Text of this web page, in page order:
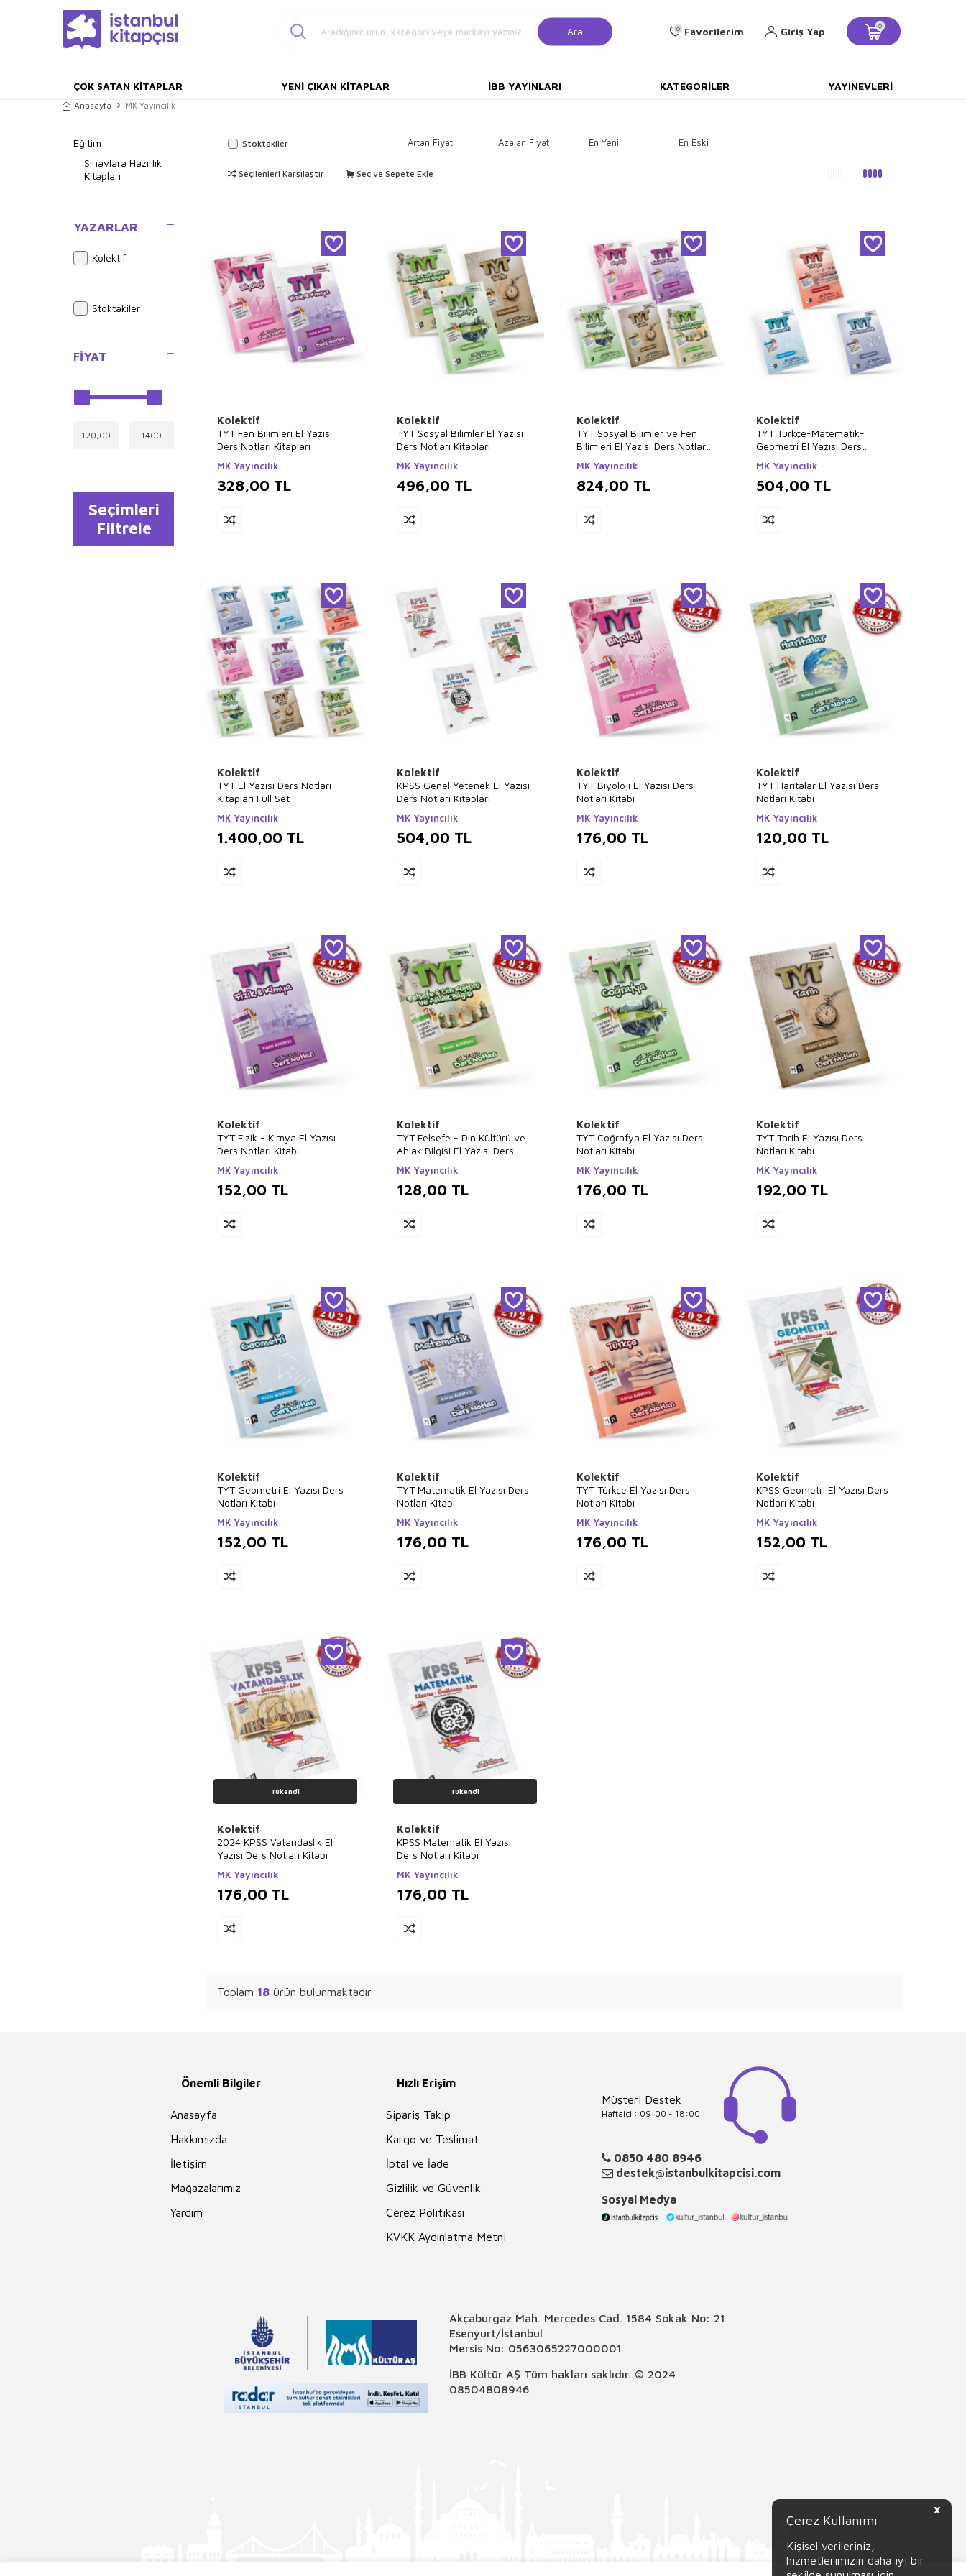
X
Çerez Kullanımı
Kişisel verileriniz,
hizmetlerimizin daha iyi bir
Ara 0 Favorilerim Giriş Yap 0
ÇOK SATAN KITAPLAR YENI ÇIKAN KITAPLAR İBB YAYINLARI KATEGORILER YAYINEVLERI
Anasayfa MK Yayıncılık
Eğitim
Sınavlara Hazırlık
Kitapları
YAZARLAR
Kolektif
Stoktakiler
FIYAT
Seçimleri
Filtrele
Stoktakiler Artan Fiyat Azalan Fiyat En Yeni En Eski
Seçilenleri Karşılaştır Seç ve Sepete Ekle
Kolektif
TYT Fen Bilimleri El Yazısı
Ders Notları Kitapları
MK Yayıncılık
328,00 TL
Kolektif
TYT Sosyal Bilimler El Yazısı
Ders Notları Kitapları
MK Yayıncılık
496,00 TL
Kolektif
TYT Sosyal Bilimler ve Fen
Bilimleri El Yazısı Ders Notları
MK Yayıncılık
824,00 TL
Kolektif
TYT Türkçe-Matematik-
Geometri El Yazısı Ders
MK Yayıncılık
504,00 TL
Kolektif
TYT El Yazısı Ders Notları
Kitapları Full Set
MK Yayıncılık
1.400,00 TL
Kolektif
KPSS Genel Yetenek El Yazısı
Ders Notları Kitapları
MK Yayıncılık
504,00 TL
Kolektif
TYT Biyoloji El Yazısı Ders
Notları Kitabı
MK Yayıncılık
176,00 TL
Kolektif
TYT Haritalar El Yazısı Ders
Notları Kitabı
MK Yayıncılık
120,00 TL
Kolektif
TYT Fizik - Kimya El Yazısı
Ders Notları Kitabı
MK Yayıncılık
152,00 TL
Kolektif
TYT Felsefe - Din Kültürü ve
Ahlak Bilgisi El Yazısı Ders
MK Yayıncılık
128,00 TL
Kolektif
TYT Coğrafya El Yazısı Ders
Notları Kitabı
MK Yayıncılık
176,00 TL
Kolektif
TYT Tarih El Yazısı Ders
Notları Kitabı
MK Yayıncılık
192,00 TL
Kolektif
TYT Geometri El Yazısı Ders
Notları Kitabı
MK Yayıncılık
152,00 TL
Kolektif
TYT Matematik El Yazısı Ders
Notları Kitabı
MK Yayıncılık
176,00 TL
Kolektif
TYT Türkçe El Yazısı Ders
Notları Kitabı
MK Yayıncılık
176,00 TL
Kolektif
KPSS Geometri El Yazısı Ders
Notları Kitabı
MK Yayıncılık
152,00 TL
Tükendi
Kolektif
2024 KPSS Vatandaşlık El
Yazısı Ders Notları Kitabı
MK Yayıncılık
176,00 TL
Tükendi
Kolektif
KPSS Matematik El Yazısı
Ders Notları Kitabı
MK Yayıncılık
176,00 TL
Toplam 18 ürün bulunmaktadır.
Önemli Bilgiler
Anasayfa
Hakkımızda
İletişim
Mağazalarımız
Yardım
Hızlı Erişim
Sipariş Takip
Kargo ve Teslimat
İptal ve İade
Gizlilik ve Güvenlik
Çerez Politikası
KVKK Aydınlatma Metni
Müşteri Destek
Haftaiçi : 09:00 - 18:00
0850 480 8946
destek@istanbulkitapcisi.com
Sosyal Medya
Akçaburgaz Mah. Mercedes Cad. 1584 Sokak No: 21
Esenyurt/İstanbul
Mersis No: 0563065227000001
İBB Kültür AŞ Tüm hakları saklıdır. © 2024
08504808946